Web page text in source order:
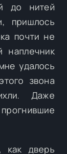
до нитей
пришлось
почти не
наплечник
удалось
звона
Даже
как дверь